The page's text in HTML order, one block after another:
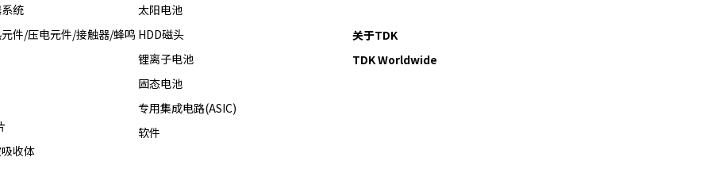
统
件/压电元件/接触器/蜂鸣
收体
太阳电池
HDD磁头
锂离子电池
固态电池
专用集成电路(ASIC)
软件
关于TDK
TDK Worldwide